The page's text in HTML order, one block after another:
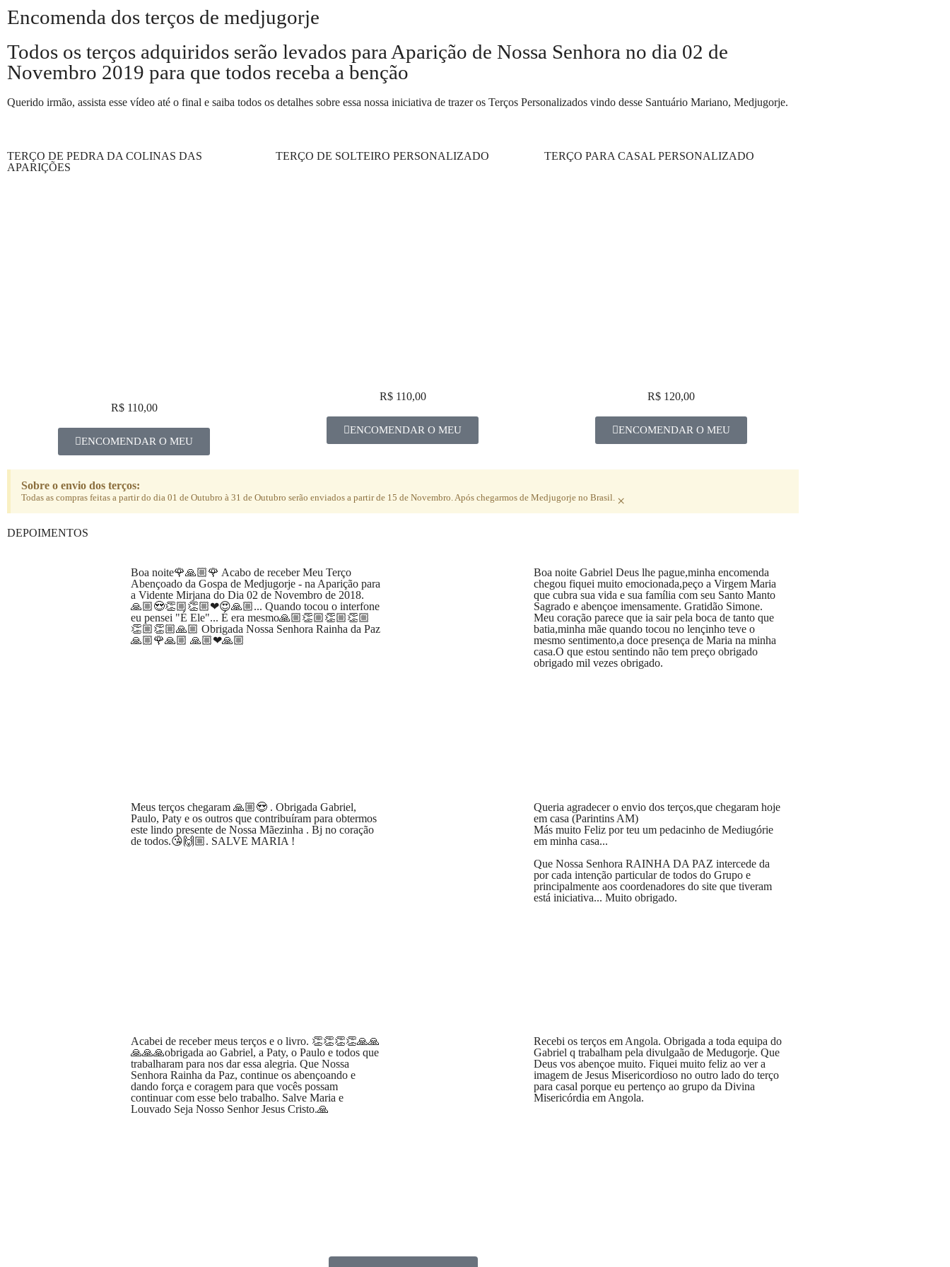
Encomenda dos terços de medjugorje
Todos os terços adquiridos serão levados para Aparição de Nossa Senhora no dia 02 de
Novembro 2019 para que todos receba a benção
Querido irmão, assista esse vídeo até o final e saiba todos os detalhes sobre essa nossa iniciativa de trazer os Terços Personalizados vindo desse Santuário Mariano, Medjugorje.
TERÇO DE PEDRA DA COLINAS DAS
APARIÇÕES
R$ 110,00
ENCOMENDAR O MEU
TERÇO DE SOLTEIRO PERSONALIZADO
R$ 110,00
ENCOMENDAR O MEU
TERÇO PARA CASAL PERSONALIZADO
R$ 120,00
ENCOMENDAR O MEU
Sobre o envio dos terços:
Todas as compras feitas a partir do dia 01 de Outubro à 31 de Outubro serão enviados a partir de 15 de Novembro. Após chegarmos de Medjugorje no Brasil. ×
DEPOIMENTOS
Boa noite🌹🙏🏼🌹 Acabo de receber Meu Terço
Abençoado da Gospa de Medjugorje - na Aparição para
a Vidente Mirjana do Dia 02 de Novembro de 2018.
🙏🏼😍👏🏼👏🏼❤😍🙏🏼... Quando tocou o interfone
eu pensei "É Ele"... É era mesmo🙏🏼👏🏼👏🏼👏🏼
👏🏼👏🏼🙏🏼 Obrigada Nossa Senhora Rainha da Paz
🙏🏼🌹🙏🏼 🙏🏼❤🙏🏼
Boa noite Gabriel Deus lhe pague,minha encomenda
chegou fiquei muito emocionada,peço a Virgem Maria
que cubra sua vida e sua família com seu Santo Manto
Sagrado e abençoe imensamente. Gratidão Simone.
Meu coração parece que ia sair pela boca de tanto que
batia,minha mãe quando tocou no lençinho teve o
mesmo sentimento,a doce presença de Maria na minha
casa.O que estou sentindo não tem preço obrigado
obrigado mil vezes obrigado.
Meus terços chegaram 🙏🏼😍 . Obrigada Gabriel,
Paulo, Paty e os outros que contribuíram para obtermos
este lindo presente de Nossa Mãezinha . Bj no coração
de todos.😘🙌🏼. SALVE MARIA !
Queria agradecer o envio dos terços,que chegaram hoje
em casa (Parintins AM)
Más muito Feliz por teu um pedacinho de Mediugórie
em minha casa...
Que Nossa Senhora RAINHA DA PAZ intercede da
por cada intenção particular de todos do Grupo e
principalmente aos coordenadores do site que tiveram
está iniciativa... Muito obrigado.
Acabei de receber meus terços e o livro. 👏👏👏👏🙏🙏
🙏🙏🙏obrigada ao Gabriel, a Paty, o Paulo e todos que
trabalharam para nos dar essa alegria. Que Nossa
Senhora Rainha da Paz, continue os abençoando e
dando força e coragem para que vocês possam
continuar com esse belo trabalho. Salve Maria e
Louvado Seja Nosso Senhor Jesus Cristo.🙏
Recebi os terços em Angola. Obrigada a toda equipa do
Gabriel q trabalham pela divulgaão de Medugorje. Que
Deus vos abençoe muito. Fiquei muito feliz ao ver a
imagem de Jesus Misericordioso no outro lado do terço
para casal porque eu pertenço ao grupo da Divina
Misericórdia em Angola.